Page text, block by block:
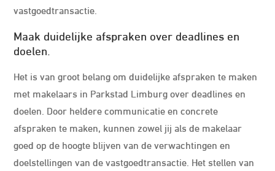
vastgoedtransactie.
Maak duidelijke afspraken over deadlines en
doelen.
Het is van groot belang om duidelijke afspraken te maken
met makelaars in Parkstad Limburg over deadlines en
doelen. Door heldere communicatie en concrete
afspraken te maken, kunnen zowel jij als de makelaar
goed op de hoogte blijven van de verwachtingen en
doelstellingen van de vastgoedtransactie. Het stellen van